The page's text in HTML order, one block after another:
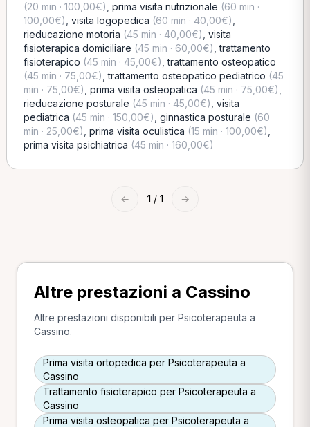
(20 min · 100,00€) prima visita nutrizionale (60 min ·
100,00€) visita logopedica (60 min · 40,00€)
rieducazione motoria (45 min · 40,00€) visita
fisioterapica domiciliare (45 min · 60,00€) ,trattamento
fisioterapico (45 min · 45,00€) ,trattamento osteopatico
(45 min · 75,00€) ,trattamento osteopatico pediatrico (45
min · 75,00€) prima visita osteopatica (45 min · 75,00€)
rieducazione posturale (45 min · 45,00€) visita
pediatrica (45 min · 150,00€) ginnastica posturale (60
min · 25,00€) prima visita oculistica (15 min · 100,00€)
prima visita psichiatrica (45 min · 160,00€)
← 1 / 1 →
Altre prestazioni a Cassino
Altre prestazioni disponibili per Psicoterapeuta a
Cassino.
Prima visita ortopedica per Psicoterapeuta a
Cassino
Trattamento fisioterapico per Psicoterapeuta a
Cassino
Prima visita osteopatica per Psicoterapeuta a